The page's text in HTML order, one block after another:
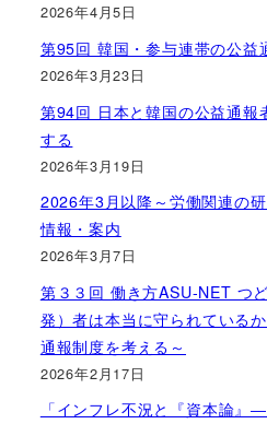
2026年4月5日
第95回 韓国・参与連帯の公益
2026年3月23日
第94回 日本と韓国の公益通報
する
2026年3月19日
2026年3月以降～労働関連の
情報・案内
2026年3月7日
第３３回 働き方ASU-NET つ
発）者は本当に守られている
通報制度を考える～
2026年2月17日
「インフレ不況と『資本論』